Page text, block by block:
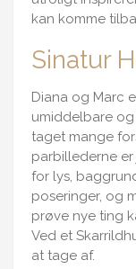
kan komme
Sinatur
Diana og Marc
umiddelbare
taget mange
parbillederne
for lys,
poseringer, og
prøve nye ting
Ved et
at tage af.